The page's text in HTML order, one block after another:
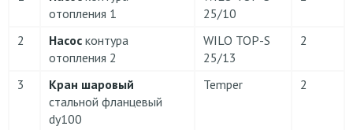
отопления 1
25/10
2 Насос контура
отопления 2
WILO TOP-S
25/13
2
3
Кран шаровый
cтальной фланцевый
dу100
Temper 2